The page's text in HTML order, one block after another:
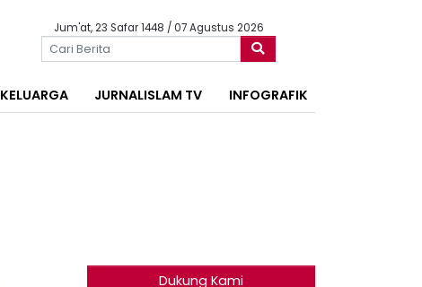
Jum'at, 23 Safar 1448 / 07 Agustus 2026
KELUARGA JURNALISLAM TV INFOGRAFIK
Dukung Kami